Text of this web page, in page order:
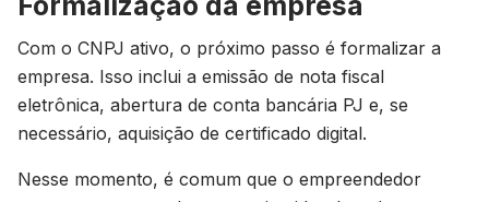
Com o CNPJ ativo, o próximo passo é formalizar a
empresa. Isso inclui a emissão de nota fiscal
eletrônica, abertura de conta bancária PJ e, se
necessário, aquisição de certificado digital.
Nesse momento, é comum que o empreendedor